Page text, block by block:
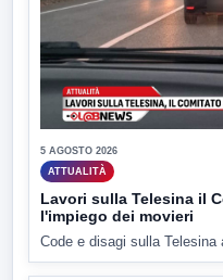
5 AGOSTO 2026
ATTUALITÀ
Lavori sulla Telesina il
l'impiego dei movieri
Code e disagi sulla